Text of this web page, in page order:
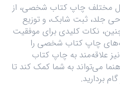
مختلف چاپ کتاب شخصی، از
جلد، ثبت شابک، و توزیع
نکات کلیدی برای موفقیت
چاپ کتاب شخصی را
علاقه‌مند به چاپ کتاب
می‌تواند به شما کمک کند تا
بردارید.